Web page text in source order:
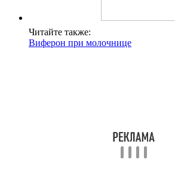
Читайте также:
Виферон при молочнице